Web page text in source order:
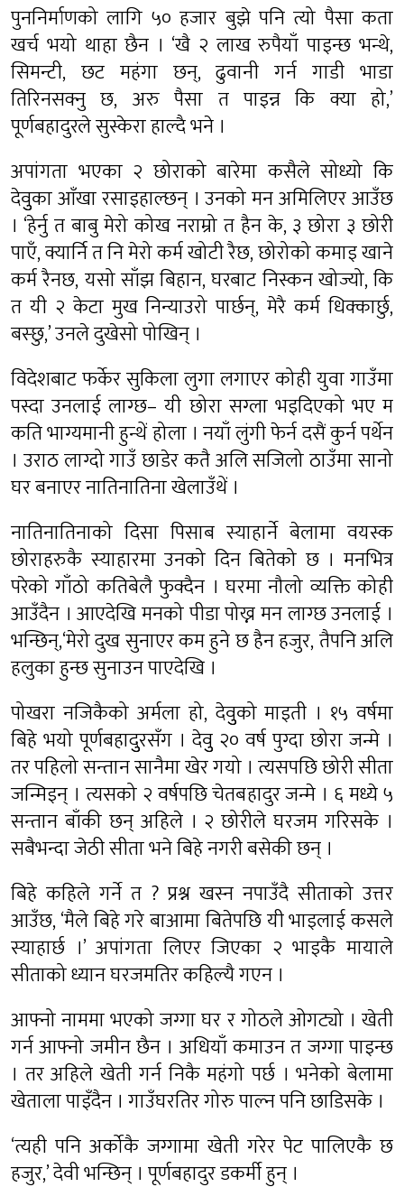
पुननिर्माणको लागि ५० हजार बुझे पनि त्यो पैसा कता
खर्च भयो थाहा छैन । ‘खै २ लाख रुपैयाँ पाइन्छ भन्थे,
सिमन्टी, छट महंगा छन्, ढुवानी गर्न गाडी भाडा
तिरिनसक्नु छ, अरु पैसा त पाइन्न कि क्या हो,’
पूर्णबहादुरले सुस्केरा हाल्दै भने ।
अपांगता भएका २ छोराको बारेमा कसैले सोध्यो कि
देवुुका आँखा रसाइहाल्छन् । उनको मन अमिलिएर आउँछ
। ‘हेर्नु त बाबु मेरो कोख नराम्रो त हैन के, ३ छोरा ३ छोरी
पाएँ, क्यार्नि त नि मेरो कर्म खोटी रैछ, छोरोको कमाइ खाने
कर्म रैनछ, यसो साँझ बिहान, घरबाट निस्कन खोज्यो, कि
त यी २ केटा मुख निन्याउरो पार्छन्, मेरै कर्म धिक्कार्छु,
बस्छु,’ उनले दुखेसो पोखिन् ।
विदेशबाट फर्केर सुकिला लुगा लगाएर कोही युवा गाउँमा
पस्दा उनलाई लाग्छ– यी छोरा सग्ला भइदिएको भए म
कति भाग्यमानी हुन्थें होला । नयाँ लुंगी फेर्न दसैं कुर्न पर्थेन
। उराठ लाग्दो गाउँ छाडेर कतै अलि सजिलो ठाउँमा सानो
घर बनाएर नातिनातिना खेलाउँथें ।
नातिनातिनाको दिसा पिसाब स्याहार्ने बेलामा वयस्क
छोराहरुकै स्याहारमा उनको दिन बितेको छ । मनभित्र
परेको गाँठो कतिबेलै फुक्दैन । घरमा नौलो व्यक्ति कोही
आउँदैन । आएदेखि मनको पीडा पोख्न मन लाग्छ उनलाई ।
भन्छिन्,‘मेरो दुख सुनाएर कम हुने छ हैन हजुर, तैपनि अलि
हलुका हुन्छ सुनाउन पाएदेखि ।
पोखरा नजिकैको अर्मला हो, देवुुको माइती । १५ वर्षमा
बिहे भयो पूर्णबहादुुरसँग । देवुु २० वर्ष पुग्दा छोरा जन्मे ।
तर पहिलो सन्तान सानैमा खेर गयो । त्यसपछि छोरी सीता
जन्मिइन् । त्यसको २ वर्षपछि चेतबहादुर जन्मे । ६ मध्ये ५
सन्तान बाँकी छन् अहिले । २ छोरीले घरजम गरिसके ।
सबैभन्दा जेठी सीता भने बिहे नगरी बसेकी छन् ।
बिहे कहिले गर्ने त ? प्रश्न खस्न नपाउँदै सीताको उत्तर
आउँछ, ‘मैले बिहे गरे बाआमा बितेपछि यी भाइलाई कसले
स्याहार्छ ।’ अपांगता लिएर जिएका २ भाइकै मायाले
सीताको ध्यान घरजमतिर कहिल्यै गएन ।
आफ्नो नाममा भएको जग्गा घर र गोठले ओगट्यो । खेती
गर्न आफ्नो जमीन छैन । अधियाँ कमाउन त जग्गा पाइन्छ
। तर अहिले खेती गर्न निकै महंगो पर्छ । भनेको बेलामा
खेताला पाइँदैन । गाउँघरतिर गोरु पाल्न पनि छाडिसके ।
‘त्यही पनि अर्कोकै जग्गामा खेती गरेर पेट पालिएकै छ
हजुर,’ देवी भन्छिन् । पूर्णबहादुर डकर्मी हुन् ।